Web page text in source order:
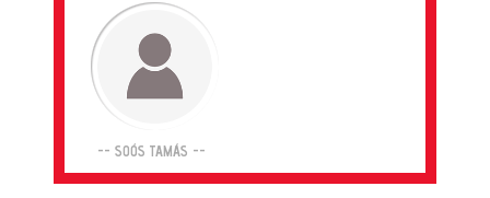
-- SOÓS TAMÁS --